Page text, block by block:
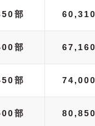
部 60,310
部 67,160
部 74,000
部 80,850